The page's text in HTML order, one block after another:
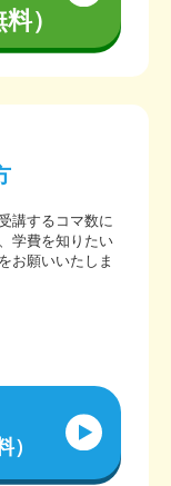
）
講するコマ数に
学費を知りたい
お願いいたしま